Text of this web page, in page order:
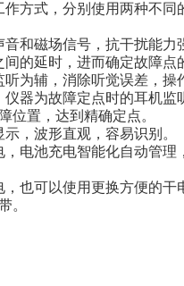
方式，分别使用两种不
和磁场信号，抗干扰能力
的延时，进而确定故障点
为辅，消除听觉误差，操
器为故障定点时的耳机
位置，达到精确定点。
，波形直观，容易识别。
电池充电智能化自动管
也可以使用更换方便的干
。